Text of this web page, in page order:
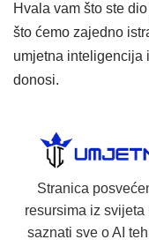
Hvala vam što ste dio
što ćemo zajedno
umjetna inteligencija
donosi.
Stranica
resursima iz
saznati sve o AI